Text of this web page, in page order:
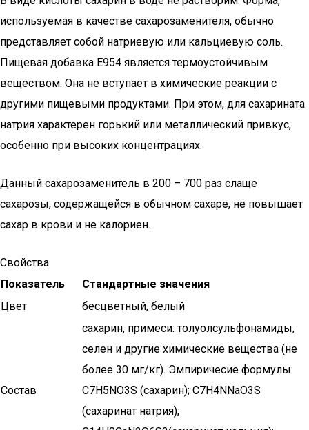
используемая в качестве сахарозаменителя, обычно
представляет собой натриевую или кальциевую соль.
Пищевая добавка Е954 является термоустойчивым
веществом. Она не вступает в химические реакции с
другими пищевыми продуктами. При этом, для сахарината
натрия характерен горький или металлический привкус,
особенно при высоких концентрациях.
Данный сахарозаменитель в 200 – 700 раз слаще
сахарозы, содержащейся в обычном сахаре, не повышает
сахар в крови и не калориен.
Свойства
Показатель
Стандартные значения
Цвет
бесцветный, белый
Состав
сахарин, примеси: толуолсульфонамиды,
селен и другие химические вещества (не
более 30 мг/кг). Эмпиричесие формулы:
C7H5NO3S (сахарин); C7H4NNaO3S
(сахаринат натрия);